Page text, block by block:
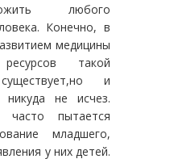
любого
Конечно, в
медицины
такой
и
никуда не исчез.
часто пытается
младшего,
у них детей.